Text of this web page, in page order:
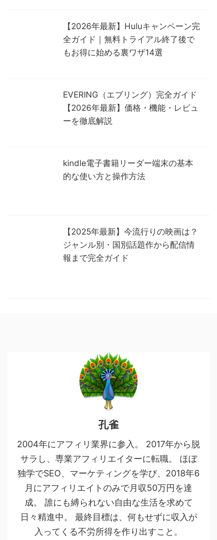
【2026年最新】Huluキャンペーン完
全ガイド｜無料トライアル終了後で
もお得に始める裏ワザ14選
EVERING（エブリング）完全ガイド
【2026年最新】価格・機能・レビュ
ーを徹底解説
kindle電子書籍リーダー端末の基本
的な使い方と操作方法
【2025年最新】今流行りの映画は？
ジャンル別・国別話題作から配信情
報まで完全ガイド
孔雀
2004年にアフィリ業界に参入。 2017年から脱
サラし、専業アフィリエイターに転職。 ほぼ
独学でSEO、マーケティングを学び、2018年6
月にアフィリエイトのみで月収50万円を達
成。 誰にも縛られない自由な生活を求めて
日々精進中。 最終目標は、何もせずに収入が
入ってくる不労所得を作り出すこと。